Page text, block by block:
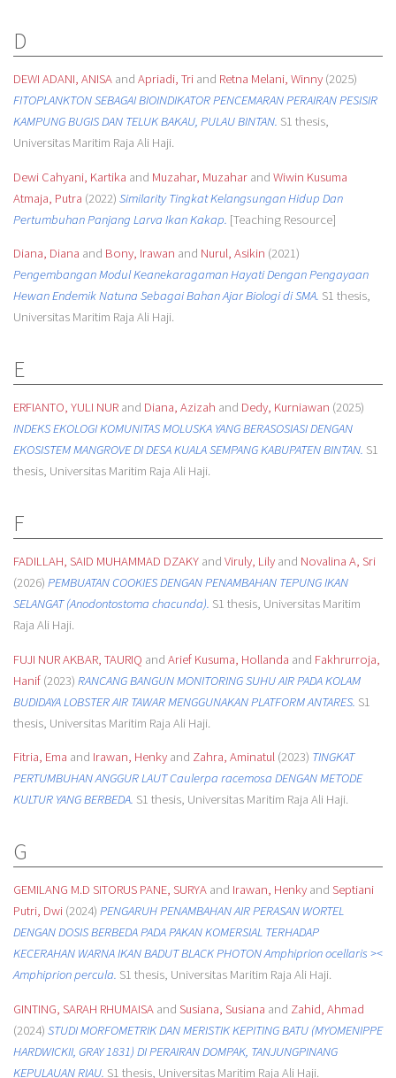
D
DEWI ADANI, ANISAand Apriadi, Triand Retna Melani, Winny(2025)
FITOPLANKTON SEBAGAI BIOINDIKATOR PENCEMARAN PERAIRAN PESISIR
KAMPUNG BUGIS DAN TELUK BAKAU, PULAU BINTAN. S1 thesis,
Universitas Maritim Raja Ali Haji.
Dewi Cahyani, Kartika and Muzahar, Muzaharand Wiwin Kusuma
Atmaja, Putra (2022) Similarity Tingkat Kelangsungan Hidup Dan
Pertumbuhan Panjang Larva Ikan Kakap. [Teaching Resource]
Diana, Diana and Bony, Irawan and Nurul, Asikin (2021)
Pengembangan Modul Keanekaragaman Hayati Dengan Pengayaan
Hewan Endemik Natuna Sebagai Bahan Ajar Biologi di SMA. S1 thesis,
Universitas Maritim Raja Ali Haji.
E
ERFIANTO, YULI NURand Diana, Azizah and Dedy, Kurniawan (2025)
INDEKS EKOLOGI KOMUNITAS MOLUSKA YANG BERASOSIASI DENGAN
EKOSISTEM MANGROVE DI DESA KUALA SEMPANG KABUPATEN BINTAN. S1
thesis, Universitas Maritim Raja Ali Haji.
F
FADILLAH, SAID MUHAMMAD DZAKYand Viruly, Lilyand Novalina A, Sri
(2026) PEMBUATAN COOKIES DENGAN PENAMBAHAN TEPUNG IKAN
SELANGAT (Anodontostoma chacunda). S1 thesis, Universitas Maritim
Raja Ali Haji.
FUJI NUR AKBAR, TAURIQ and Arief Kusuma, Hollanda and Fakhrurroja,
Hanif(2023) RANCANG BANGUN MONITORING SUHU AIR PADA KOLAM
BUDIDAYA LOBSTER AIR TAWAR MENGGUNAKAN PLATFORM ANTARES. S1
thesis, Universitas Maritim Raja Ali Haji.
Fitria, Ema and Irawan, Henkyand Zahra, Aminatul(2023) TINGKAT
PERTUMBUHAN ANGGUR LAUT Caulerpa racemosa DENGAN METODE
KULTUR YANG BERBEDA. S1 thesis, Universitas Maritim Raja Ali Haji.
G
GEMILANG M.D SITORUS PANE, SURYAand Irawan, Henkyand Septiani
Putri, Dwi(2024) PENGARUH PENAMBAHAN AIR PERASAN WORTEL
DENGAN DOSIS BERBEDA PADA PAKAN KOMERSIAL TERHADAP
KECERAHAN WARNA IKAN BADUT BLACK PHOTON Amphiprion ocellaris ><
Amphiprion percula. S1 thesis, Universitas Maritim Raja Ali Haji.
GINTING, SARAH RHUMAISAand Susiana, Susiana and Zahid, Ahmad
(2024) STUDI MORFOMETRIK DAN MERISTIK KEPITING BATU (MYOMENIPPE
HARDWICKII, GRAY 1831) DI PERAIRAN DOMPAK, TANJUNGPINANG
KEPULAUAN RIAU. S1 thesis, Universitas Maritim Raja Ali Haji.